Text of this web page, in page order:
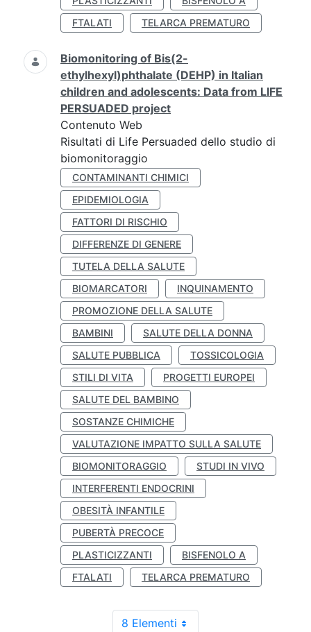
FTALATI
TELARCA PREMATURO
Biomonitoring of Bis(2-
ethylhexyl)phthalate (DEHP) in Italian
children and adolescents: Data from LIFE
PERSUADED project
Contenuto Web
Risultati di Life Persuaded dello studio di
biomonitoraggio
CONTAMINANTI CHIMICI
EPIDEMIOLOGIA
FATTORI DI RISCHIO
DIFFERENZE DI GENERE
TUTELA DELLA SALUTE
BIOMARCATORI
INQUINAMENTO
PROMOZIONE DELLA SALUTE
BAMBINI
SALUTE DELLA DONNA
SALUTE PUBBLICA
TOSSICOLOGIA
STILI DI VITA
PROGETTI EUROPEI
SALUTE DEL BAMBINO
SOSTANZE CHIMICHE
VALUTAZIONE IMPATTO SULLA SALUTE
BIOMONITORAGGIO
STUDI IN VIVO
INTERFERENTI ENDOCRINI
OBESITÀ INFANTILE
PUBERTÀ PRECOCE
PLASTICIZZANTI
BISFENOLO A
FTALATI
TELARCA PREMATURO
8 Elementi